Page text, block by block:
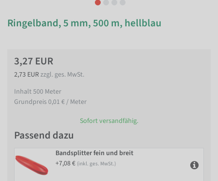
Ringelband, 5 mm, 500 m, hellblau
3,27 EUR
2,73 EURzzgl. ges. MwSt.
Inhalt500 Meter
Grundpreis0,01 € / Meter
Sofort versandfähig.
Passend dazu
Bandsplitter fein und breit
+7,08 € (inkl. ges. MwSt.)